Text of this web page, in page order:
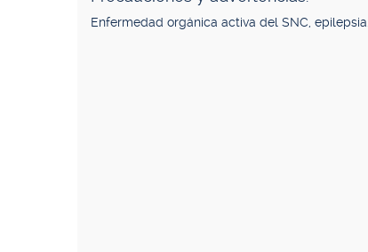
Enfermedad orgánica activa del SNC,